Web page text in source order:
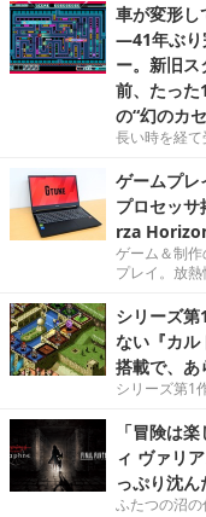
車が変形し
―41年ぶり
ー。新旧
前、たった
の“幻のカ
長い時を経て
ゲームプ
プロセッ
rza
ゲーム＆制
プレイ。放
シリーズ
ない『カル
搭載で、あ
シリーズ第1
「冒険は
ィ ヴァリ
っぷり沈
ふたつの沼の